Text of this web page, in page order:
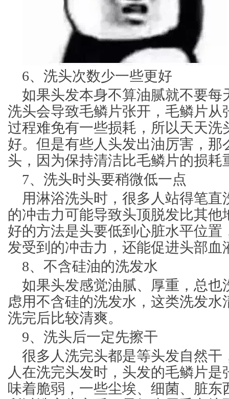
6、洗头次数少一些更好
如果头发本身不算油腻就不要每
洗头会导致毛鳞片张开，毛鳞片从
过程难免有一些损耗，所以天天洗
好。但是有些人头发出油厉害，那
头，因为保持清洁比毛鳞片的损耗
7、洗头时头要稍微低一点
用淋浴洗头时，很多人站得笔直
的冲击力可能导致头顶脱发比其他
好的方法是头要低到心脏水平位置
发受到的冲击力，还能促进头部血
8、不含硅油的洗发水
如果头发感觉油腻、厚重，总也
虑用不含硅的洗发水，这类洗发水
洗完后比较清爽。
9、洗头后一定先擦干
很多人洗完头都是等头发自然干
人在洗完头发时，头发的毛鳞片是
味着脆弱，一些尘埃、细菌、脏东